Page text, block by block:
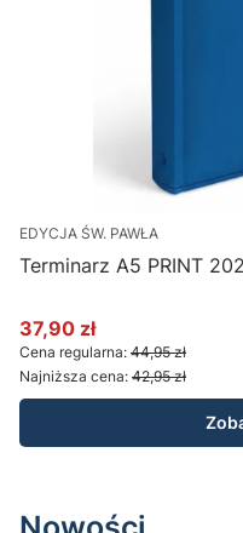
EDYCJA ŚW. PAWŁA
Terminarz A5 PRINT
Cena promocyjna
37,90 zł
Cena regularna: 44,95 zł
Najniższa cena: 42,95 zł